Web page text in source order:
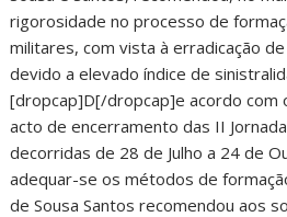
rigorosidade no processo de
militares, com vista à erradicação
devido a elevado índice de
[dropcap]D[/dropcap]e acordo com
acto de encerramento das II
decorridas de 28 de Julho a 24 de
adequar-se os métodos de
de Sousa Santos recomendou aos